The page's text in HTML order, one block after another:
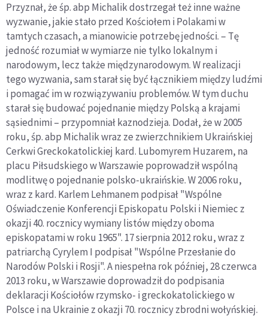
Przyznał, że śp. abp Michalik dostrzegał też inne ważne
wyzwanie, jakie stało przed Kościołem i Polakami w
tamtych czasach, a mianowicie potrzebę jedności. – Tę
jedność rozumiał w wymiarze nie tylko lokalnym i
narodowym, lecz także międzynarodowym. W realizacji
tego wyzwania, sam starał się być łącznikiem między ludźmi
i pomagać im w rozwiązywaniu problemów. W tym duchu
starał się budować pojednanie między Polską a krajami
sąsiednimi – przypomniał kaznodzieja. Dodał, że w 2005
roku, śp. abp Michalik wraz ze zwierzchnikiem Ukraińskiej
Cerkwi Greckokatolickiej kard. Lubomyrem Huzarem, na
placu Piłsudskiego w Warszawie poprowadził wspólną
modlitwę o pojednanie polsko-ukraińskie. W 2006 roku,
wraz z kard. Karlem Lehmanem podpisał "Wspólne
Oświadczenie Konferencji Episkopatu Polski i Niemiec z
okazji 40. rocznicy wymiany listów między oboma
episkopatami w roku 1965". 17 sierpnia 2012 roku, wraz z
patriarchą Cyrylem I podpisał "Wspólne Przesłanie do
Narodów Polski i Rosji". A niespełna rok później, 28 czerwca
2013 roku, w Warszawie doprowadził do podpisania
deklaracji Kościołów rzymsko- i greckokatolickiego w
Polsce i na Ukrainie z okazji 70. rocznicy zbrodni wołyńskiej.